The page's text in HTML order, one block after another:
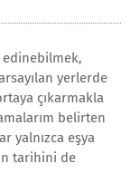
edinebilmek,
yerlerde
çıkarmakla
belirten
yalnızca eşya
tarihini de